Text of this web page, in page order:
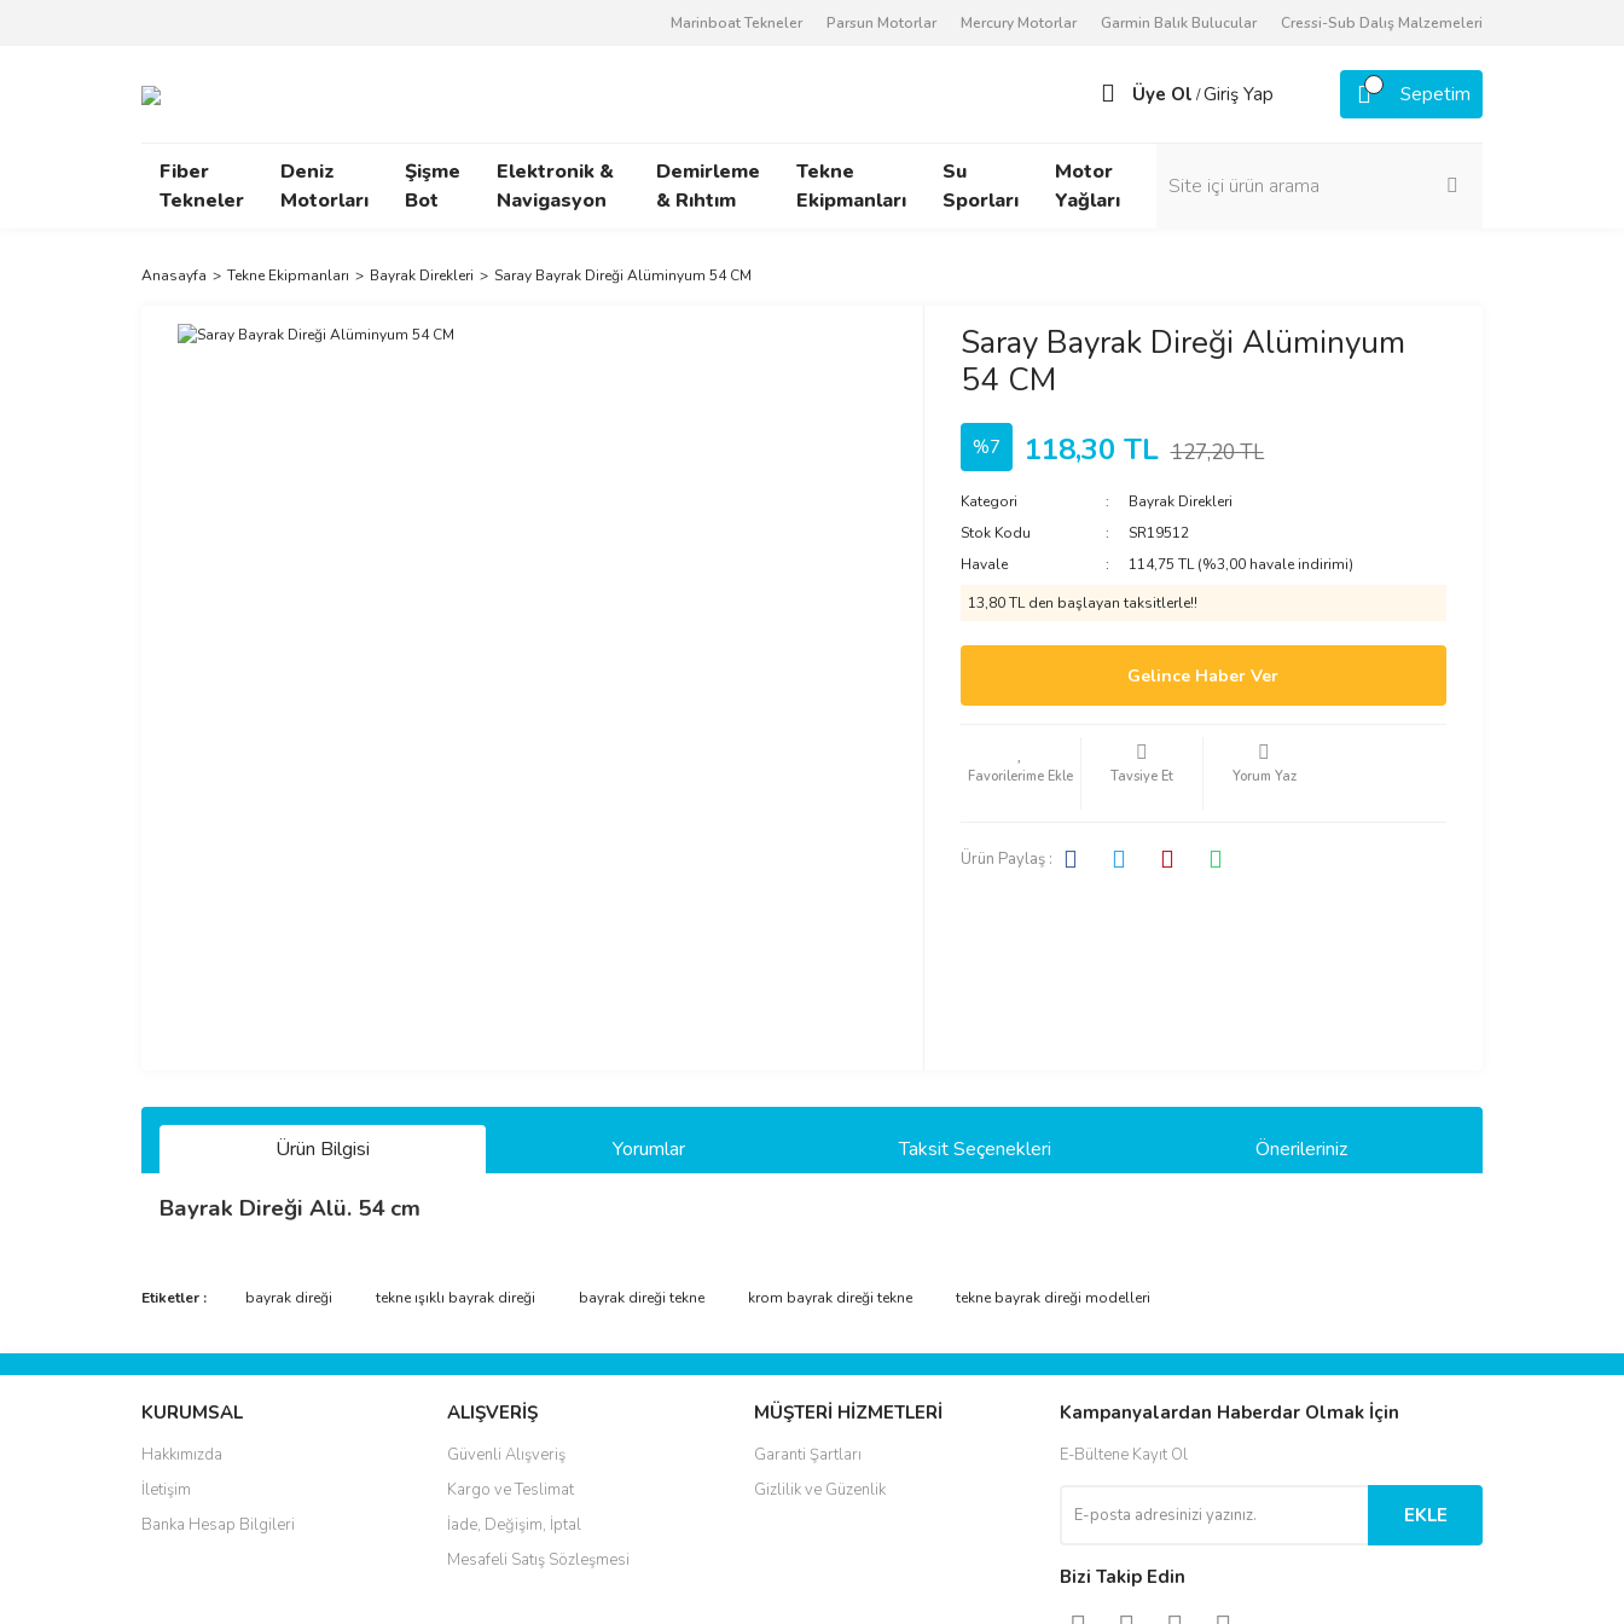
Marinboat Tekneler Parsun Motorlar Mercury Motorlar Garmin Balık Bulucular Cressi-Sub Dalış Malzemeleri
Üye Ol /Giriş Yap Sepetim
Fiber
Tekneler
Deniz
Motorları
Şişme
Bot
Elektronik &
Navigasyon
Demirleme
& Rıhtım
Tekne
Ekipmanları
Su
Sporları
Motor
Yağları
Anasayfa Tekne Ekipmanları Bayrak Direkleri Saray Bayrak Direği Alüminyum 54 CM
Saray Bayrak Direği Alüminyum
54 CM
%7 118,30 TL 127,20 TL
Kategori
Bayrak Direkleri
Stok Kodu
SR19512
Havale
114,75 TL (%3,00 havale indirimi)
13,80 TL den başlayan taksitlerle!!
Gelince Haber Ver
Tavsiye Et Yorum Yaz
Ürün Paylaş :
Ürün Bilgisi Yorumlar Taksit Seçenekleri Önerileriniz
Bayrak Direği Alü. 54 cm
Bu ürüne ilk yorumu siz yapın!
Görüş ve önerileriniz için teşekkür ederiz.
Ürün resmi kalitesiz, bozuk veya görüntülenemiyor.
Ürün fiyatı diğer sitelerden daha pahalı.
Bu ürüne benzer farklı alternatifler olmalı.
Etiketler : bayrak direği tekne ışıklı bayrak direği bayrak direği tekne krom bayrak direği tekne tekne bayrak direği modelleri
KURUMSAL
Hakkımızda
İletişim
Banka Hesap Bilgileri
ALIŞVERİŞ
Güvenli Alışveriş
Kargo ve Teslimat
İade, Değişim, İptal
Mesafeli Satış Sözleşmesi
MÜŞTERİ HİZMETLERİ
Garanti Şartları
Gizlilik ve Güzenlik
Kampanyalardan Haberdar Olmak İçin
E-Bültene Kayıt Ol
EKLE
Bizi Takip Edin